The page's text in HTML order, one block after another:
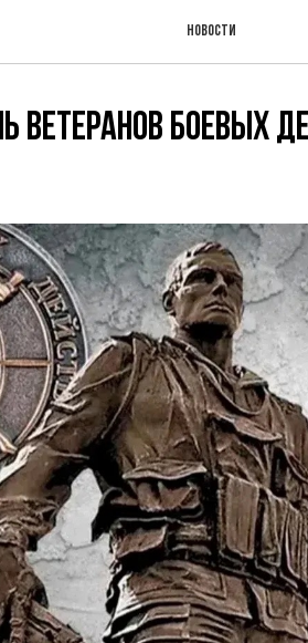
Новости
ветеранов боевых